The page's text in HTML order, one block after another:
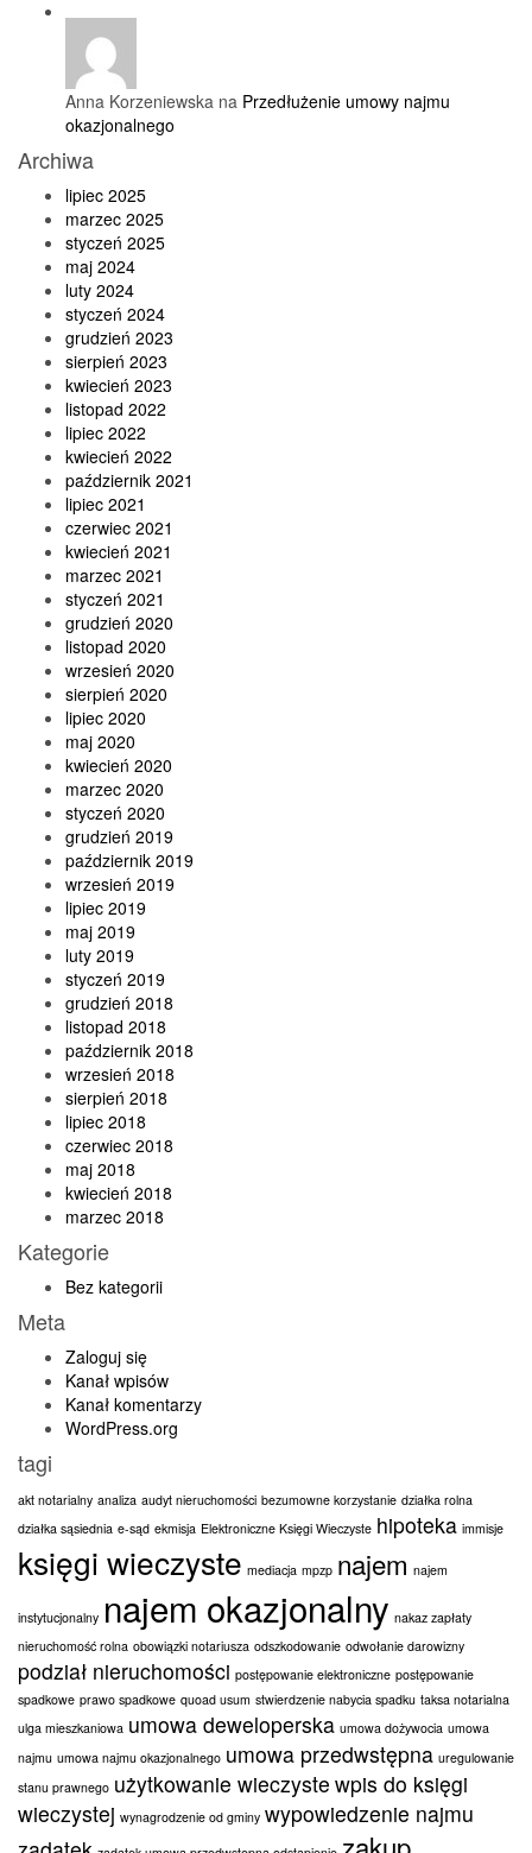
Anna Korzeniewska na Przedłużenie umowy najmu
okazjonalnego
Archiwa
lipiec 2025
marzec 2025
styczeń 2025
maj 2024
luty 2024
styczeń 2024
grudzień 2023
sierpień 2023
kwiecień 2023
listopad 2022
lipiec 2022
kwiecień 2022
październik 2021
lipiec 2021
czerwiec 2021
kwiecień 2021
marzec 2021
styczeń 2021
grudzień 2020
listopad 2020
wrzesień 2020
sierpień 2020
lipiec 2020
maj 2020
kwiecień 2020
marzec 2020
styczeń 2020
grudzień 2019
październik 2019
wrzesień 2019
lipiec 2019
maj 2019
luty 2019
styczeń 2019
grudzień 2018
listopad 2018
październik 2018
wrzesień 2018
sierpień 2018
lipiec 2018
czerwiec 2018
maj 2018
kwiecień 2018
marzec 2018
Kategorie
Bez kategorii
Meta
Zaloguj się
Kanał wpisów
Kanał komentarzy
WordPress.org
tagi
akt notarialny analiza audyt nieruchomości bezumowne korzystanie działka rolna
działka sąsiednia e-sąd ekmisja Elektroniczne Księgi Wieczyste hipoteka immisje
księgi wieczyste mediacja mpzp najem najem
instytucjonalny najem okazjonalny nakaz zapłaty
nieruchomość rolna obowiązki notariusza odszkodowanie odwołanie darowizny
podział nieruchomości postępowanie elektroniczne postępowanie
spadkowe prawo spadkowe quoad usum stwierdzenie nabycia spadku taksa notarialna
ulga mieszkaniowa umowa deweloperska umowa dożywocia umowa
najmu umowa najmu okazjonalnego umowa przedwstępna uregulowanie
stanu prawnego użytkowanie wieczyste wpis do księgi
wieczystej wynagrodzenie od gminy wypowiedzenie najmu